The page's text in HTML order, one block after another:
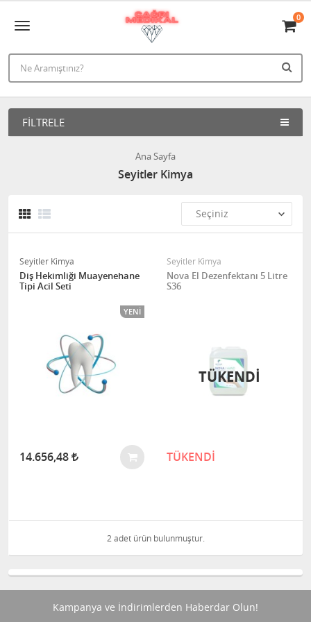
0
FILTRELE
Ana Sayfa
Seyitler Kimya
Seyitler Kimya
Diş Hekimliği Muayenehane
Tipi Acil Seti
YENI
14.656,48
Seyitler Kimya
Nova El Dezenfektanı 5 Litre
S36
TÜKENDİ
TÜKENDİ
2 adet ürün bulunmuştur.
Kampanya ve İndirimlerden Haberdar Olun!